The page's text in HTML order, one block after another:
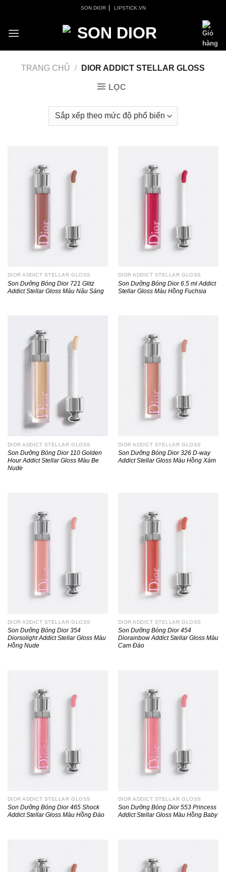
content
SON DIOR | LIPSTICK.VN
TRANG CHỦ / DIOR ADDICT STELLAR GLOSS
LỌC
DIOR ADDICT STELLAR GLOSS
Son Dưỡng Bóng Dior 721 Glitz
Addict Stellar Gloss Màu Nâu Sáng
DIOR ADDICT STELLAR GLOSS
Son Dưỡng Bóng Dior 6.5 ml Addict
Stellar Gloss Màu Hồng Fuchsia
DIOR ADDICT STELLAR GLOSS
Son Dưỡng Bóng Dior 110 Golden
Hour Addict Stellar Gloss Màu Be
Nude
DIOR ADDICT STELLAR GLOSS
Son Dưỡng Bóng Dior 326 D-way
Addict Stellar Gloss Màu Hồng Xám
DIOR ADDICT STELLAR GLOSS
Son Dưỡng Bóng Dior 354
Diorsolight Addict Stellar Gloss Màu
Hồng Nude
DIOR ADDICT STELLAR GLOSS
Son Dưỡng Bóng Dior 454
Diorainbow Addict Stellar Gloss Màu
Cam Đào
DIOR ADDICT STELLAR GLOSS
Son Dưỡng Bóng Dior 465 Shock
Addict Stellar Gloss Màu Hồng Đào
DIOR ADDICT STELLAR GLOSS
Son Dưỡng Bóng Dior 553 Princess
Addict Stellar Gloss Màu Hồng Baby